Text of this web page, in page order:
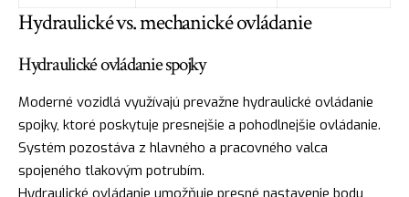
Hydraulické vs. mechanické ovládanie
Hydraulické ovládanie spojky
Moderné vozidlá využívajú prevažne hydraulické ovládanie
spojky, ktoré poskytuje presnejšie a pohodlnejšie ovládanie.
Systém pozostáva z hlavného a pracovného valca
spojeného tlakovým potrubím.
Hydraulické ovládanie umožňuje presné nastavenie bodu